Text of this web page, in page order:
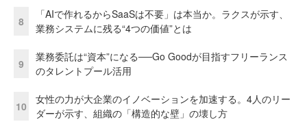
8
「AIで作れるからSaaSは不要」は本当か。ラクスが示す、
業務システムに残る“4つの価値”とは
9
業務委託は“資本”になる──Go Goodが目指すフリーランス
のタレントプール活用
10
女性の力が大企業のイノベーションを加速する。4人のリー
ダーが示す、組織の「構造的な壁」の壊し方